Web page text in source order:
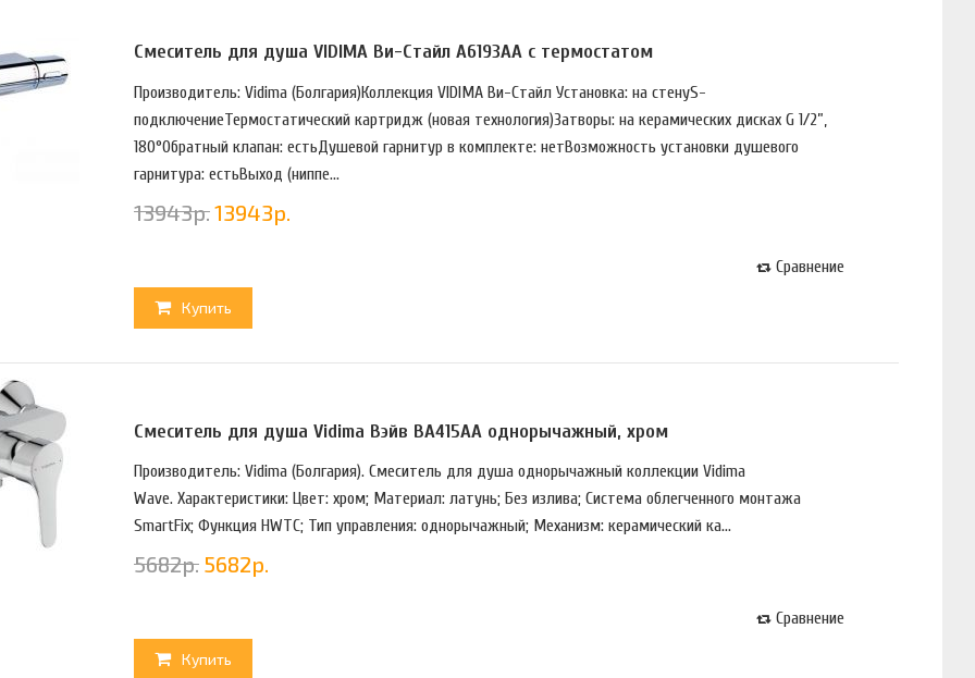
Смеситель для душа VIDIMA Ви-Стайл A6193AA с термостатом
Производитель: Vidima (Болгария)Коллекция VIDIMA Ви-Стайл Установка: на стенуS-
подключениеТермостатический картридж (новая технология)Затворы: на керамических дисках G 1/2”,
180°Обратный клапан: естьДушевой гарнитур в комплекте: нетВозможность установки душевого
гарнитура: естьВыход (ниппе...
13943р.13943р.
Купить
Сравнение
Смеситель для душа Vidima Вэйв BA415AA однорычажный, хром
Производитель: Vidima (Болгария). Смеситель для душа однорычажный коллекции Vidima
Wave. Характеристики: Цвет: хром; Материал: латунь; Без излива; Система облегченного монтажа
SmartFix; Функция HWTC; Тип управления: однорычажный; Механизм: керамический ка...
5682р. 5682р.
Купить
Сравнение